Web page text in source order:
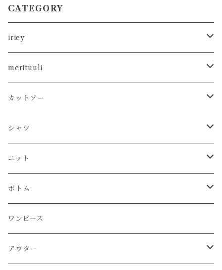
CATEGORY
iriey
カットソー
タンクトップ
ベスト
シャツ
シャツ
プルオーバー
ニット
プルオーバー
パーカー
ボトム
パンツ
スカート
ワンピース
アウター
ブルゾン
アンサンブル
merituuli
カットソー
カーディガン
プルオーバー
シャツ
ニット
カーディガン
プルオーバー
ボトム
ワンピース
アウター
カットソー
タンクトップ
Tシャツ
プルオーバー
チュニック
パーカー
シャツ
シャツ
プルオーバー
チュニック
ワンピース
ニット
プルオーバー
パーカー
カーディガン
ボトム
パンツ
スカート
ワンピース
アウター